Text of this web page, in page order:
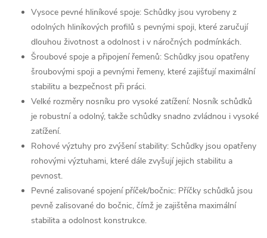
Vysoce pevné hliníkové spoje: Schůdky jsou vyrobeny z
odolných hliníkových profilů s pevnými spoji, které zaručují
dlouhou životnost a odolnost i v náročných podmínkách.
Šroubové spoje a připojení řemenů: Schůdky jsou opatřeny
šroubovými spoji a pevnými řemeny, které zajišťují maximální
stabilitu a bezpečnost při práci.
Velké rozměry nosníku pro vysoké zatížení: Nosník schůdků
je robustní a odolný, takže schůdky snadno zvládnou i vysoké
zatížení.
Rohové výztuhy pro zvýšení stability: Schůdky jsou opatřeny
rohovými výztuhami, které dále zvyšují jejich stabilitu a
pevnost.
Pevné zalisované spojení příček/bočnic: Příčky schůdků jsou
pevně zalisované do bočnic, čímž je zajištěna maximální
stabilita a odolnost konstrukce.